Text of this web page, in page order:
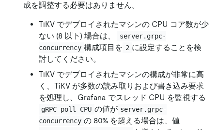
成を調整する必要はありません。
TiKV でデプロイされたマシンの CPU コア数が少
ない (8 以下) 場合は、
server.grpc-
concurrency 構成項目を 2 に設定することを検
討してください。
TiKV でデプロイされたマシンの構成が非常に高
く、TiKV が多数の読み取りおよび書き込み要求
を処理し、Grafana でスレッド CPU を監視する
gRPC poll CPU の値が server.grpc-
concurrency の 80% を超える場合は、値